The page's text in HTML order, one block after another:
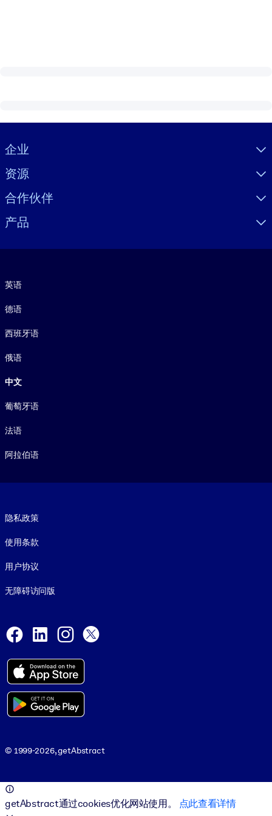
Visually hidden Text
企业
资源
合作伙伴
产品
英语
德语
西班牙语
俄语
中文
葡萄牙语
法语
阿拉伯语
隐私政策
使用条款
用户协议
无障碍访问版
Facebook
LinkedInInstagram
© 1999-2026, getAbstract
getAbstract通过cookies优化网站使用。 点此查看详情